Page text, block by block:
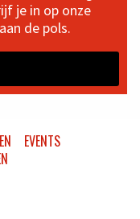
je in op onze
de pols.
EVENTS